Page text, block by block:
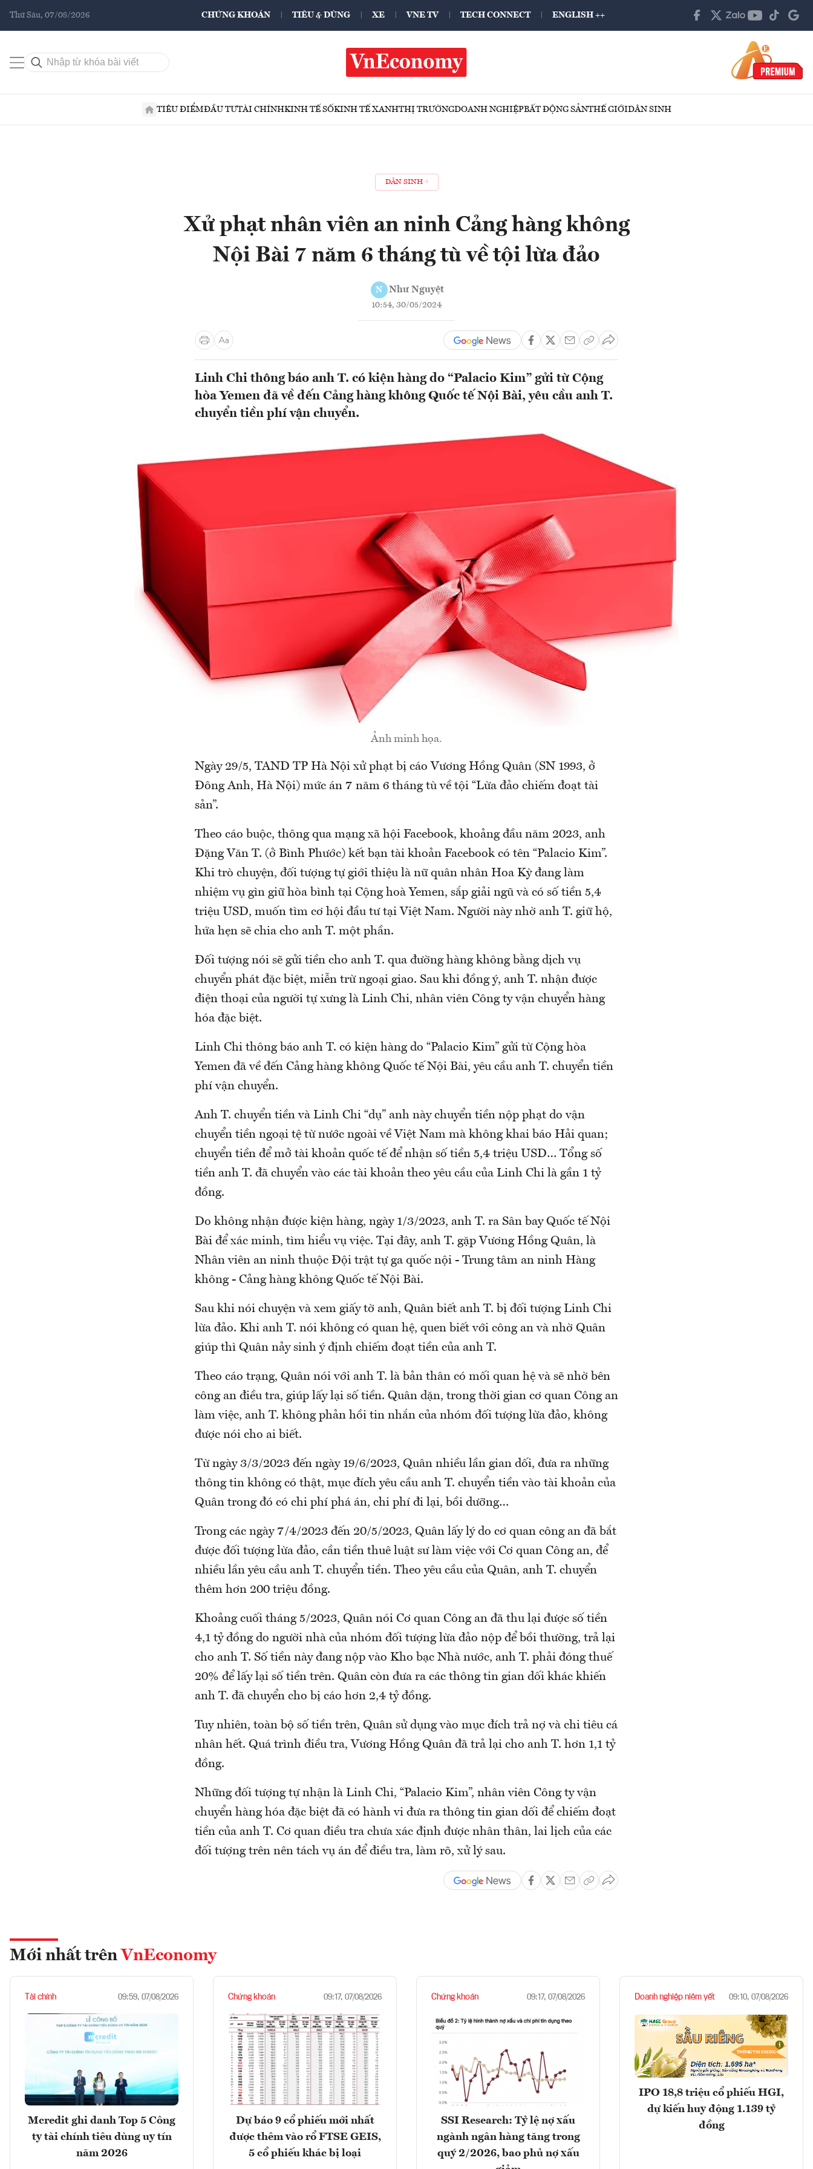
Thứ Sáu, 07/08/2026 CHỨNG KHOÁN TIÊU & DÙNG XE VNE TV TECH CONNECT ENGLISH ++
TIÊU ĐIỂMĐẦU TƯTÀI CHÍNHKINH TẾ SỐKINH TẾ XANHTHỊ TRƯỜNGDOANH NGHIỆPBẤT ĐỘNG SẢNTHẾ GIỚIDÂN SINH
DÂN SINH
Xử phạt nhân viên an ninh Cảng hàng không
Nội Bài 7 năm 6 tháng tù về tội lừa đảo
N Như Nguyệt
10:54, 30/05/2024
Linh Chi thông báo anh T. có kiện hàng do “Palacio Kim” gửi từ Cộng
hòa Yemen đã về đến Cảng hàng không Quốc tế Nội Bài, yêu cầu anh T.
chuyển tiền phí vận chuyển.
Ảnh minh họa.
Ngày 29/5, TAND TP Hà Nội xử phạt bị cáo Vương Hồng Quân (SN 1993, ở
Đông Anh, Hà Nội) mức án 7 năm 6 tháng tù về tội “Lừa đảo chiếm đoạt tài
sản”.
Theo cáo buộc, thông qua mạng xã hội Facebook, khoảng đầu năm 2023, anh
Đặng Văn T. (ở Bình Phước) kết bạn tài khoản Facebook có tên “Palacio Kim”.
Khi trò chuyện, đối tượng tự giới thiệu là nữ quân nhân Hoa Kỳ đang làm
nhiệm vụ gìn giữ hòa bình tại Cộng hoà Yemen, sắp giải ngũ và có số tiền 5,4
triệu USD, muốn tìm cơ hội đầu tư tại Việt Nam. Người này nhờ anh T. giữ hộ,
hứa hẹn sẽ chia cho anh T. một phần.
Đối tượng nói sẽ gửi tiền cho anh T. qua đường hàng không bằng dịch vụ
chuyển phát đặc biệt, miễn trừ ngoại giao. Sau khi đồng ý, anh T. nhận được
điện thoại của người tự xưng là Linh Chi, nhân viên Công ty vận chuyển hàng
hóa đặc biệt.
Linh Chi thông báo anh T. có kiện hàng do “Palacio Kim” gửi từ Cộng hòa
Yemen đã về đến Cảng hàng không Quốc tế Nội Bài, yêu cầu anh T. chuyển tiền
phí vận chuyển.
Anh T. chuyển tiền và Linh Chi “dụ” anh này chuyển tiền nộp phạt do vận
chuyển tiền ngoại tệ từ nước ngoài về Việt Nam mà không khai báo Hải quan;
chuyển tiền để mở tài khoản quốc tế để nhận số tiền 5,4 triệu USD… Tổng số
tiền anh T. đã chuyển vào các tài khoản theo yêu cầu của Linh Chi là gần 1 tỷ
đồng.
Do không nhận được kiện hàng, ngày 1/3/2023, anh T. ra Sân bay Quốc tế Nội
Bài để xác minh, tìm hiểu vụ việc. Tại đây, anh T. gặp Vương Hồng Quân, là
Nhân viên an ninh thuộc Đội trật tự ga quốc nội - Trung tâm an ninh Hàng
không - Cảng hàng không Quốc tế Nội Bài.
Sau khi nói chuyện và xem giấy tờ anh, Quân biết anh T. bị đối tượng Linh Chi
lừa đảo. Khi anh T. nói không có quan hệ, quen biết với công an và nhờ Quân
giúp thì Quân nảy sinh ý định chiếm đoạt tiền của anh T.
Theo cáo trạng, Quân nói với anh T. là bản thân có mối quan hệ và sẽ nhờ bên
công an điều tra, giúp lấy lại số tiền. Quân dặn, trong thời gian cơ quan Công an
làm việc, anh T. không phản hồi tin nhắn của nhóm đối tượng lừa đảo, không
được nói cho ai biết.
Từ ngày 3/3/2023 đến ngày 19/6/2023, Quân nhiều lần gian dối, đưa ra những
thông tin không có thật, mục đích yêu cầu anh T. chuyển tiền vào tài khoản của
Quân trong đó có chi phí phá án, chi phí đi lại, bồi dưỡng…
Trong các ngày 7/4/2023 đến 20/5/2023, Quân lấy lý do cơ quan công an đã bắt
được đối tượng lừa đảo, cần tiền thuê luật sư làm việc với Cơ quan Công an, để
nhiều lần yêu cầu anh T. chuyển tiền. Theo yêu cầu của Quân, anh T. chuyển
thêm hơn 200 triệu đồng.
Khoảng cuối tháng 5/2023, Quân nói Cơ quan Công an đã thu lại được số tiền
4,1 tỷ đồng do người nhà của nhóm đối tượng lừa đảo nộp để bồi thường, trả lại
cho anh T. Số tiền này đang nộp vào Kho bạc Nhà nước, anh T. phải đóng thuế
20% để lấy lại số tiền trên. Quân còn đưa ra các thông tin gian dối khác khiến
anh T. đã chuyển cho bị cáo hơn 2,4 tỷ đồng.
Tuy nhiên, toàn bộ số tiền trên, Quân sử dụng vào mục đích trả nợ và chi tiêu cá
nhân hết. Quá trình điều tra, Vương Hồng Quân đã trả lại cho anh T. hơn 1,1 tỷ
đồng.
Những đối tượng tự nhận là Linh Chi, “Palacio Kim”, nhân viên Công ty vận
chuyển hàng hóa đặc biệt đã có hành vi đưa ra thông tin gian dối để chiếm đoạt
tiền của anh T. Cơ quan điều tra chưa xác định được nhân thân, lai lịch của các
đối tượng trên nên tách vụ án để điều tra, làm rõ, xử lý sau.
Mới nhất trên VnEconomy
Tài chính 09:59, 07/08/2026
Mcredit ghi danh Top 5 Công
ty tài chính tiêu dùng uy tín
năm 2026
Chứng khoán 09:17, 07/08/2026
Dự báo 9 cổ phiếu mới nhất
được thêm vào rổ FTSE GEIS,
5 cổ phiếu khác bị loại
Chứng khoán 09:17, 07/08/2026
SSI Research: Tỷ lệ nợ xấu
ngành ngân hàng tăng trong
quý 2/2026, bao phủ nợ xấu
Doanh nghiệp niêm yết 09:10, 07/08/2026
IPO 18,8 triệu cổ phiếu HGI,
dự kiến huy động 1.139 tỷ
đồng